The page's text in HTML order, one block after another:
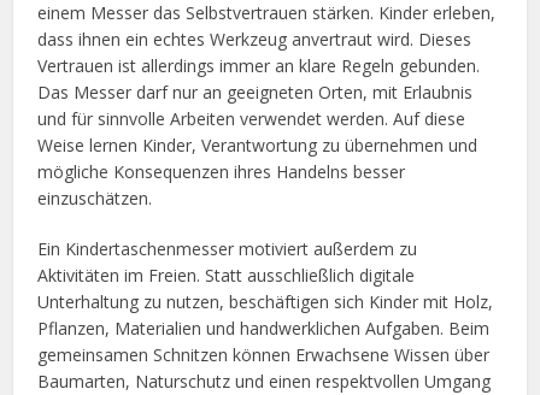
einem Messer das Selbstvertrauen stärken. Kinder erleben,
dass ihnen ein echtes Werkzeug anvertraut wird. Dieses
Vertrauen ist allerdings immer an klare Regeln gebunden.
Das Messer darf nur an geeigneten Orten, mit Erlaubnis
und für sinnvolle Arbeiten verwendet werden. Auf diese
Weise lernen Kinder, Verantwortung zu übernehmen und
mögliche Konsequenzen ihres Handelns besser
einzuschätzen.
Ein Kindertaschenmesser motiviert außerdem zu
Aktivitäten im Freien. Statt ausschließlich digitale
Unterhaltung zu nutzen, beschäftigen sich Kinder mit Holz,
Pflanzen, Materialien und handwerklichen Aufgaben. Beim
gemeinsamen Schnitzen können Erwachsene Wissen über
Baumarten, Naturschutz und einen respektvollen Umgang